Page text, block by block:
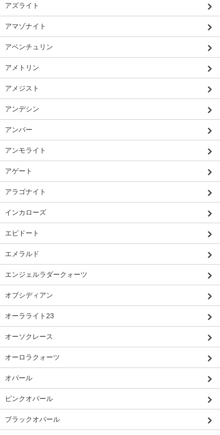
アズライト
アマゾナイト
アベンチュリン
アメトリン
アメジスト
アンデシン
アンバー
アンモライト
アゲート
アラゴナイト
インカローズ
エピドート
エメラルド
エンジェルラダークォーツ
オブシディアン
オーラライト23
オーソクレース
オーロラクォーツ
オパール
ピンクオパール
ブラックオパール